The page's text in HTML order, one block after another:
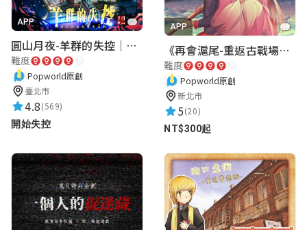
2022-07-21 10:55:34 ★★★★★
走讀士林+實境解謎=很有趣的遊戲，讓我走
了一遭也學了很多⋯⋯
shopond0831
★★★★★
很吸引人的故事，小學生能做到這種程度，
很棒！
慢半拍巧克力
APP
圓山月夜-羊群的失控｜圓山飯店 ARG實境解謎遊戲
難度
Popworld原創
臺北市
4.8(569)
開始失控
APP
《再會滬尾-重返古戰場》｜淡水老街實境遊戲｜實體遊戲盒
難度
Popworld原創
新北市
5(20)
NT$300起